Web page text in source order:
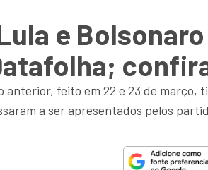
e
feito em 22 e 23 de
a ser apresentados pelos